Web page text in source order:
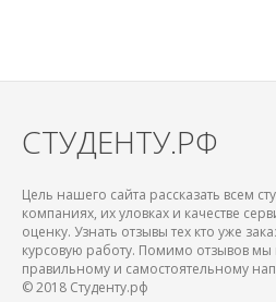
СТУДЕНТУ.РФ
Цель нашего сайта рассказать всем
компаниях, их уловках и качестве
оценку. Узнать отзывы тех кто уже
курсовую работу. Помимо отзывов мы
правильному и самостоятельному
© 2018 Студенту.рф